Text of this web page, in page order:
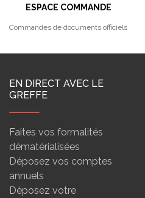
ESPACE COMMANDE
Commandes de documents officiels
EN DIRECT AVEC LE
GREFFE
Faites vos formalités
dématérialisées
Déposez vos comptes
annuels
Déposez votre